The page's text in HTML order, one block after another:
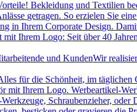
Bekleidung und Textilien
getragen. So erzielen Sie
in Ihrem Corporate Design.
Ihrem Logo: Seit über 40
und KundenWir
für die Schönheit, im täglichen
mit Ihrem Logo. Werbeartikel-
Schraubenzieher,